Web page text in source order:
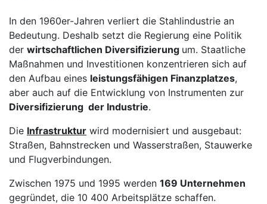
In den 1960er-Jahren verliert die Stahlindustrie an
Bedeutung. Deshalb setzt die Regierung eine Politik
der wirtschaftlichen Diversifizierung um. Staatliche
Maßnahmen und Investitionen konzentrieren sich auf
den Aufbau eines leistungsfähigen Finanzplatzes,
aber auch auf die Entwicklung von Instrumenten zur
Diversifizierung der Industrie.
Die Infrastruktur wird modernisiert und ausgebaut:
Straßen, Bahnstrecken und Wasserstraßen, Stauwerke
und Flugverbindungen.
Zwischen 1975 und 1995 werden 169 Unternehmen
gegründet, die 10 400 Arbeitsplätze schaffen.